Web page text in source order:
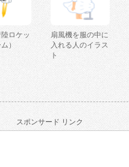
ロケッ
）
扇風機を服の中に
入れる人のイラス
ト
スポンサード リンク